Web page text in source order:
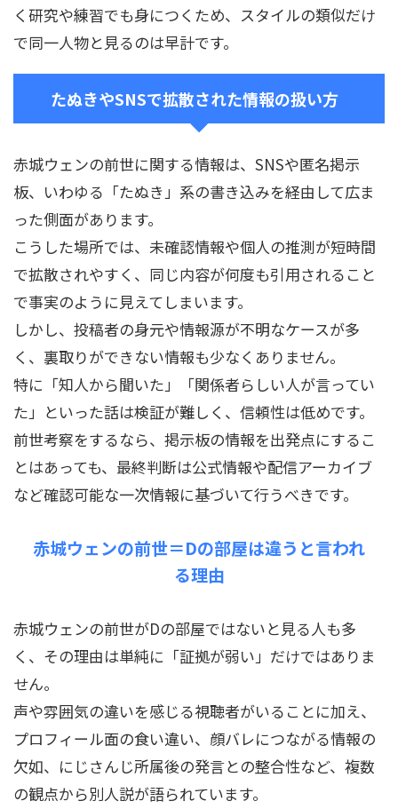
く研究や練習でも身につくため、スタイルの類似だけ
で同一人物と見るのは早計です。
たぬきやSNSで拡散された情報の扱い方
赤城ウェンの前世に関する情報は、SNSや匿名掲示
板、いわゆる「たぬき」系の書き込みを経由して広ま
った側面があります。
こうした場所では、未確認情報や個人の推測が短時間
で拡散されやすく、同じ内容が何度も引用されること
で事実のように見えてしまいます。
しかし、投稿者の身元や情報源が不明なケースが多
く、裏取りができない情報も少なくありません。
特に「知人から聞いた」「関係者らしい人が言ってい
た」といった話は検証が難しく、信頼性は低めです。
前世考察をするなら、掲示板の情報を出発点にするこ
とはあっても、最終判断は公式情報や配信アーカイブ
など確認可能な一次情報に基づいて行うべきです。
赤城ウェンの前世＝Dの部屋は違うと言われ
る理由
赤城ウェンの前世がDの部屋ではないと見る人も多
く、その理由は単純に「証拠が弱い」だけではありま
せん。
声や雰囲気の違いを感じる視聴者がいることに加え、
プロフィール面の食い違い、顔バレにつながる情報の
欠如、にじさんじ所属後の発言との整合性など、複数
の観点から別人説が語られています。